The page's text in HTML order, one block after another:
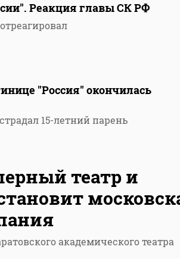
Реакция главы СК РФ
"Россия" окончилась
15-летний парень
театр и
академического театра